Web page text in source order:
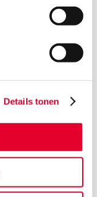
Details tonen